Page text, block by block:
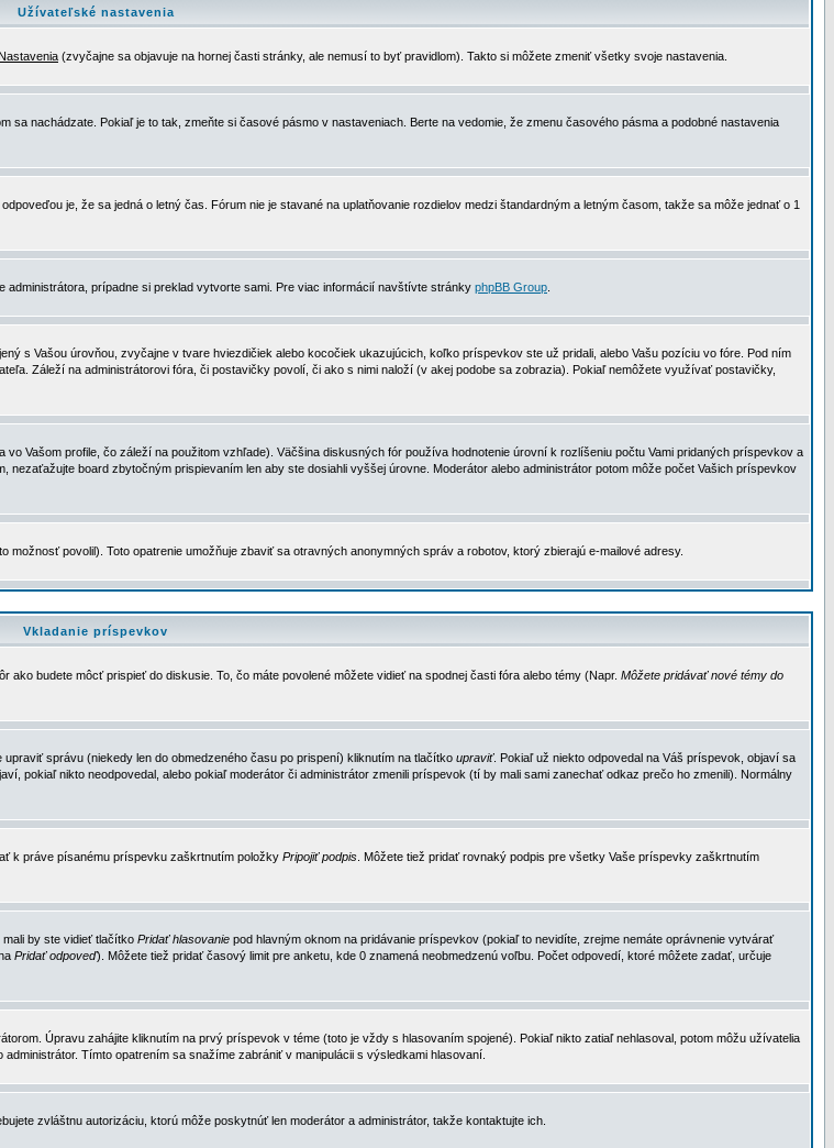
Užívateľské nastavenia
Nastavenia (zvyčajne sa objavuje na hornej časti stránky, ale nemusí to byť pravidlom). Takto si môžete zmeniť všetky svoje nastavenia.
nachádzate. Pokiaľ je to tak, zmeňte si časové pásmo v nastaveniach. Berte na vedomie, že zmenu časového pásma a podobné nastavenia
je, že sa jedná o letný čas. Fórum nie je stavané na uplatňovanie rozdielov medzi štandardným a letným časom, takže sa môže jednať o 1
administrátora, prípadne si preklad vytvorte sami. Pre viac informácií navštívte stránky phpBB Group
s Vašou úrovňou, zvyčajne v tvare hviezdičiek alebo kocočiek ukazujúcich, koľko príspevkov ste už pridali, alebo Vašu pozíciu vo fóre. Pod ním
Záleží na administrátorovi fóra, či postavičky povolí, či ako s nimi naloží (v akej podobe sa zobrazia). Pokiaľ nemôžete využívať postavičky,
Vašom profile, čo záleží na použitom vzhľade). Väčšina diskusných fór používa hodnotenie úrovní k rozlíšeniu počtu Vami pridaných príspevkov a
board zbytočným prispievaním len aby ste dosiahli vyššej úrovne. Moderátor alebo administrátor potom môže počet Vašich príspevkov
povolil). Toto opatrenie umožňuje zbaviť sa otravných anonymných správ a robotov, ktorý zbierajú e-mailové adresy.
Vkladanie príspevkov
budete môcť prispieť do diskusie. To, čo máte povolené môžete vidieť na spodnej časti fóra alebo témy (Napr. Môžete pridávať nové témy do
správu (niekedy len do obmedzeného času po prispení) kliknutím na tlačítko upraviť. Pokiaľ už niekto odpovedal na Váš príspevok, objaví sa
pokiaľ nikto neodpovedal, alebo pokiaľ moderátor či administrátor zmenili príspevok (tí by mali sami zanechať odkaz prečo ho zmenili). Normálny
k práve písanému príspevku zaškrtnutím položky Pripojiť podpis . Môžete tiež pridať rovnaký podpis pre všetky Vaše príspevky zaškrtnutím
by ste vidieť tlačítko Pridať hlasovanie pod hlavným oknom na pridávanie príspevkov (pokiaľ to nevidíte, zrejme nemáte oprávnenie vytvárať
Pridať odpoveď). Môžete tiež pridať časový limit pre anketu, kde 0 znamená neobmedzenú voľbu. Počet odpovedí, ktoré môžete zadať, určuje
Úpravu zahájite kliknutím na prvý príspevok v téme (toto je vždy s hlasovaním spojené). Pokiaľ nikto zatiaľ nehlasoval, potom môžu užívatelia
Tímto opatrením sa snažíme zabrániť v manipulácii s výsledkami hlasovaní.
zvláštnu autorizáciu, ktorú môže poskytnúť len moderátor a administrátor, takže kontaktujte ich.